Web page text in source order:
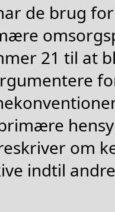
de brug
21 til at
om
indtil